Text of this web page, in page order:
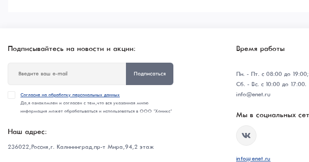
Подписывайтесь на новости и акции:
Подписаться
Согласие на обработку персональных данных
Да, я ознакомлен и согласен с тем, что вся указанная мною
информация может обрабатываться и использоваться в ООО "Хоникс"
Наш адрес:
236022, Россия, г. Калининград, пр-т Мира, 94, 2 этаж
Время работы
Пн. - Пт. с 08:00 до 19:00;
Сб. - Вс. с 10:00 до 17:00.
info@enet.ru
Мы в социальных
info@enet.ru